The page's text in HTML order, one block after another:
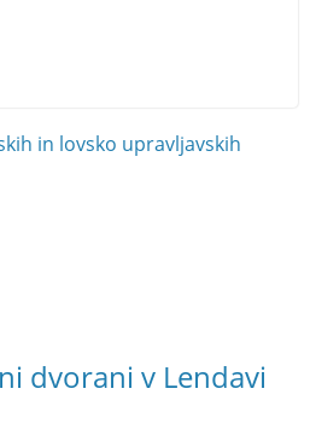
in lovsko upravljavskih
dvorani v Lendavi